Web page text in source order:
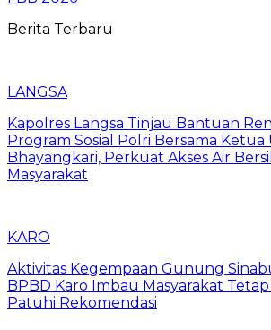
Berita Terbaru
LANGSA
Kapolres Langsa Tinjau Bantuan
Program Sosial Polri Bersama
Bhayangkari, Perkuat Akses Air
Masyarakat
KARO
Aktivitas Kegempaan Gunung
BPBD Karo Imbau Masyarakat
Patuhi Rekomendasi